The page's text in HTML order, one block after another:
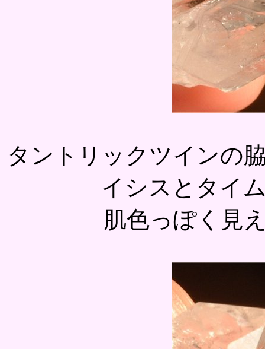
タントリックツインの
イシスとタイ
肌色っぽく見